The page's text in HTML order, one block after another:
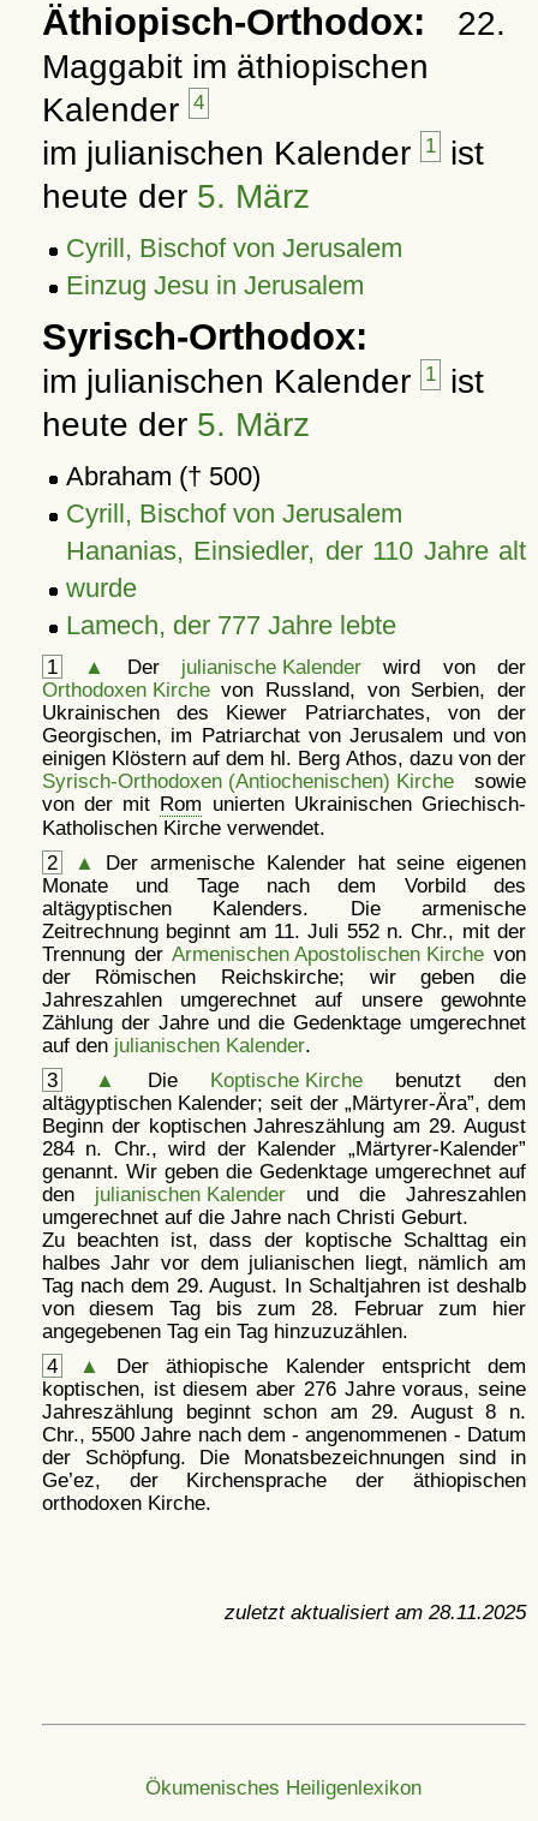
Äthiopisch-Orthodox:
22.
Maggabit im äthiopischen
Kalender
4
im julianischen Kalender 1 ist
heute der 5. März
Cyrill, Bischof von Jerusalem
Einzug Jesu in Jerusalem
Syrisch-Orthodox:
im julianischen Kalender 1 ist
heute der 5. März
Abraham († 500)
Cyrill, Bischof von Jerusalem
Hananias, Einsiedler, der 110 Jahre alt
wurde
Lamech, der 777 Jahre lebte
1 ▲ Der julianische Kalenderwird von der
Orthodoxen Kirchevon Russland, von Serbien, der
Ukrainischen des Kiewer Patriarchates, von der
Georgischen, im Patriarchat von Jerusalem und von
einigen Klöstern auf dem hl. Berg Athos, dazu von der
Syrisch-Orthodoxen (Antiochenischen) Kirchesowie
von der mit Rom unierten Ukrainischen Griechisch-
Katholischen Kirche verwendet.
2
▲
Der armenische Kalender hat seine eigenen
Monate und Tage nach dem Vorbild des
altägyptischen Kalenders. Die armenische
Zeitrechnung beginnt am 11. Juli 552 n. Chr., mit der
Trennung derArmenischen Apostolischen Kirche von
der Römischen Reichskirche; wir geben die
Jahreszahlen umgerechnet auf unsere gewohnte
Zählung der Jahre und die Gedenktage umgerechnet
auf den julianischen Kalender.
3
▲ Die Koptische Kirchebenutzt den
altägyptischen Kalender; seit der Märtyrer-Ära , dem
Beginn der koptischen Jahreszählung am 29. August
284 n. Chr., wird der Kalender
Märtyrer-Kalender
genannt. Wir geben die Gedenktage umgerechnet auf
den julianischen Kalenderund die Jahreszahlen
umgerechnet auf die Jahre nach Christi Geburt.
Zu beachten ist, dass der koptische Schalttag ein
halbes Jahr vor dem julianischen liegt, nämlich am
Tag nach dem 29. August. In Schaltjahren ist deshalb
von diesem Tag bis zum 28. Februar zum hier
angegebenen Tag ein Tag hinzuzuzählen.
4
▲
Der äthiopische Kalender entspricht dem
koptischen, ist diesem aber 276 Jahre voraus, seine
Jahreszählung beginnt schon am 29. August 8 n.
Chr., 5500 Jahre nach dem - angenommenen - Datum
der Schöpfung. Die Monatsbezeichnungen sind in
Ge’ez, der Kirchensprache der äthiopischen
orthodoxen Kirche.
zuletzt aktualisiert am 28.11.2025
Ökumenisches Heiligenlexikon